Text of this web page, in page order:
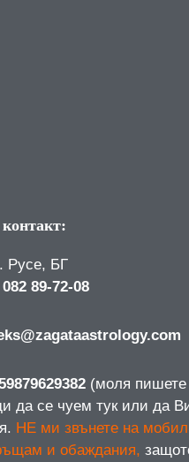
Русе, БГ
082 89-72-08
(моля
да се чуем тук или да
НЕ ми звънете на
и обаждания,